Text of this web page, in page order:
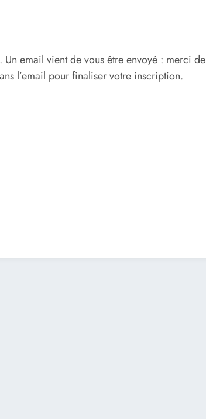
email vient de vous être envoyé : merci de
l’email pour finaliser votre inscription.